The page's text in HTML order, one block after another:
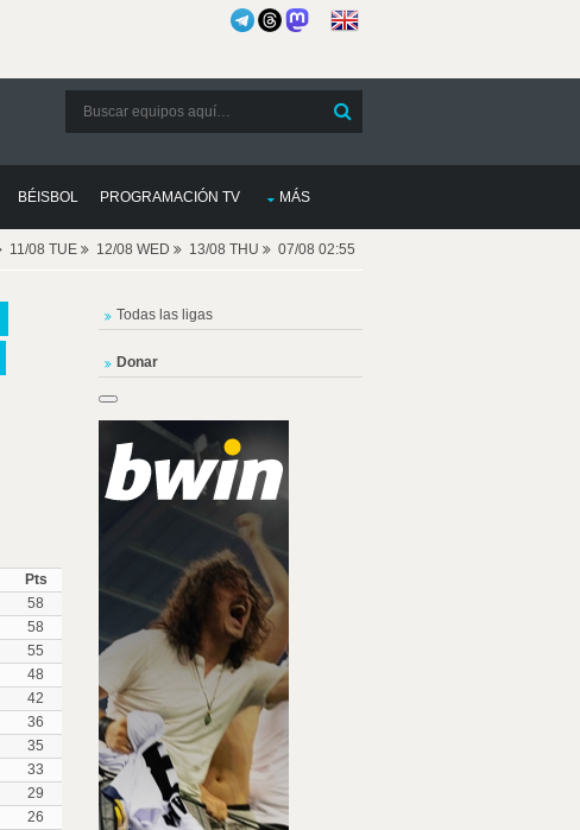
BÉISBOL PROGRAMACIÓN TV MÁS
11/08 TUE 12/08 WED 13/08 THU 07/08 02:55
Pts
58
58
55
48
42
36
35
33
29
26
Todas las ligas
Donar